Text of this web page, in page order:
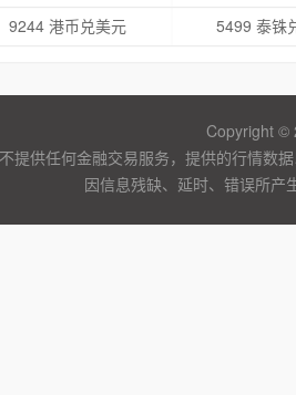
9244 港币兑美元 5499 泰铢
Copyright ©
提供任何金融交易服务，提供的行情数
因信息残缺、延时、错误所产